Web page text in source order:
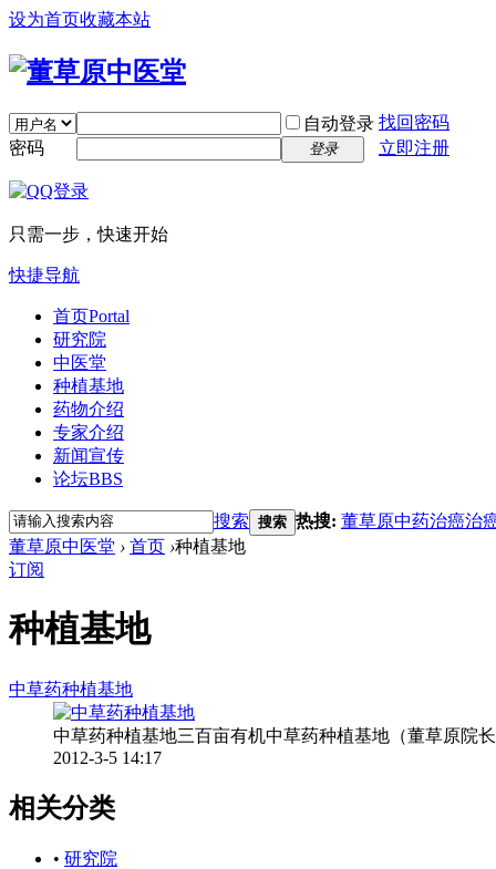
设为首页收藏本站
自动登录 找回密码
密码
登录 立即注册
只需一步，快速开始
快捷导航
首页Portal
研究院
中医堂
种植基地
药物介绍
专家介绍
新闻宣传
论坛BBS
搜索 搜索 热搜: 董草原中药治癌治
董草原中医堂 › 首页 ›种植基地
订阅
种植基地
中草药种植基地
中草药种植基地三百亩有机中草药种植基地（董草原院
2012-3-5 14:17
相关分类
• 研究院